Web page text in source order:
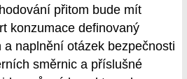
přitom bude mít
konzumace definovaný
a naplnění otázek bezpečnosti
směrnic a příslušné